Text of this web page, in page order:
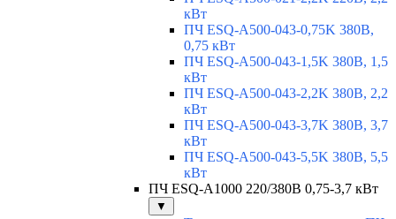
кВт
ПЧ ESQ-A500-043-0,75K 380В,
0,75 кВт
ПЧ ESQ-A500-043-1,5K 380В, 1,5
кВт
ПЧ ESQ-A500-043-2,2K 380В, 2,2
кВт
ПЧ ESQ-A500-043-3,7K 380В, 3,7
кВт
ПЧ ESQ-A500-043-5,5K 380В, 5,5
кВт
ПЧ ESQ-A1000 220/380В 0,75-3,7 кВт
▼